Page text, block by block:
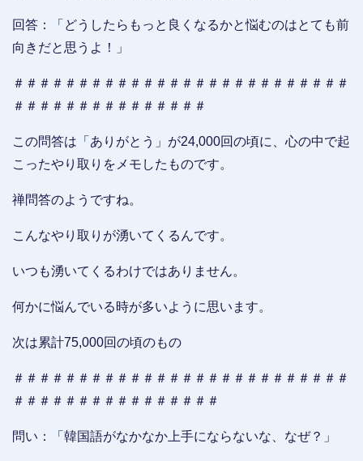
回答：「どうしたらもっと良くなるかと悩むのはとても前
向きだと思うよ！」
＃＃＃＃＃＃＃＃＃＃＃＃＃＃＃＃＃＃＃＃＃＃＃＃＃＃
＃＃＃＃＃＃＃＃＃＃＃＃＃＃＃
この問答は「ありがとう」が24,000回の頃に、心の中で起
こったやり取りをメモしたものです。
禅問答のようですね。
こんなやり取りが湧いてくるんです。
いつも湧いてくるわけではありません。
何かに悩んでいる時が多いように思います。
次は累計75,000回の頃のもの
＃＃＃＃＃＃＃＃＃＃＃＃＃＃＃＃＃＃＃＃＃＃＃＃＃＃
＃＃＃＃＃＃＃＃＃＃＃＃＃＃＃＃
問い：「韓国語がなかなか上手にならないな、なぜ？」